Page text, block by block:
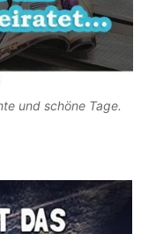
und schöne Tage.